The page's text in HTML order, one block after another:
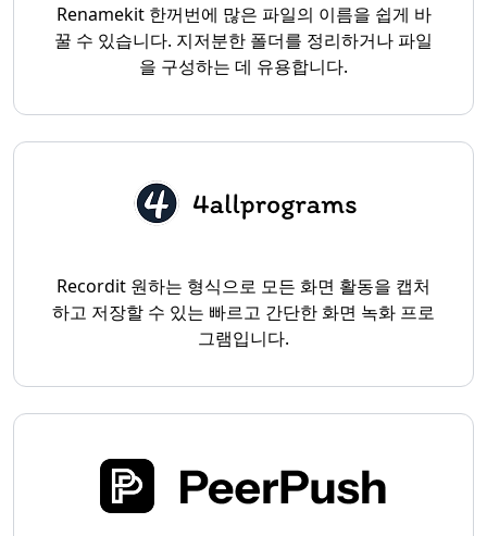
Renamekit 한꺼번에 많은 파일의 이름을 쉽게 바
꿀 수 있습니다. 지저분한 폴더를 정리하거나 파일
을 구성하는 데 유용합니다.
Recordit 원하는 형식으로 모든 화면 활동을 캡처
하고 저장할 수 있는 빠르고 간단한 화면 녹화 프로
그램입니다.